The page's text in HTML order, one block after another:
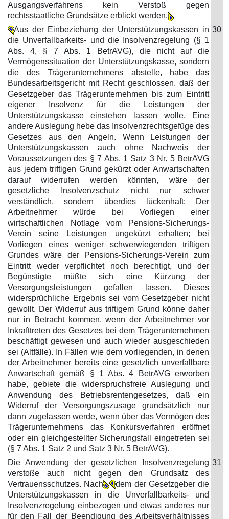
Ausgangsverfahrens kein Verstoß gegen
rechtsstaatliche Grundsätze erblickt werden.
Aus der Einbeziehung der Unterstützungskassen in
die Unverfallbarkeits- und die Insolvenzregelung (§ 1
Abs. 4, § 7 Abs. 1 BetrAVG), die nicht auf die
Vermögenssituation der Unterstützungskasse, sondern
die des Trägerunternehmens abstelle, habe das
Bundesarbeitsgericht mit Recht geschlossen, daß der
Gesetzgeber das Trägerunternehmen bis zum Eintritt
eigener Insolvenz für die Leistungen der
Unterstützungskasse einstehen lassen wolle. Eine
andere Auslegung hebe das Insolvenzrechtsgefüge des
Gesetzes aus den Angeln. Wenn Leistungen der
Unterstützungskassen auch ohne Nachweis der
Voraussetzungen des § 7 Abs. 1 Satz 3 Nr. 5 BetrAVG
aus jedem triftigen Grund gekürzt oder Anwartschaften
darauf widerrufen werden könnten, wäre der
gesetzliche Insolvenzschutz nicht nur schwer
verständlich, sondern überdies lückenhaft: Der
Arbeitnehmer würde bei Vorliegen einer
wirtschaftlichen Notlage vom Pensions-Sicherungs-
Verein seine Leistungen ungekürzt erhalten; bei
Vorliegen eines weniger schwerwiegenden triftigen
Grundes wäre der Pensions-Sicherungs-Verein zum
Eintritt weder verpflichtet noch berechtigt, und der
Begünstigte müßte sich eine Kürzung der
Versorgungsleistungen gefallen lassen. Dieses
widersprüchliche Ergebnis sei vom Gesetzgeber nicht
gewollt. Der Widerruf aus triftigem Grund könne daher
nur in Betracht kommen, wenn der Arbeitnehmer vor
Inkrafttreten des Gesetzes bei dem Trägerunternehmen
beschäftigt gewesen und auch wieder ausgeschieden
sei (Altfälle). In Fällen wie dem vorliegenden, in denen
der Arbeitnehmer bereits eine gesetzlich unverfallbare
Anwartschaft gemäß § 1 Abs. 4 BetrAVG erworben
habe, gebiete die widerspruchsfreie Auslegung und
Anwendung des Betriebsrentengesetzes, daß ein
Widerruf der Versorgungszusage grundsätzlich nur
dann zugelassen werde, wenn über das Vermögen des
Trägerunternehmens das Konkursverfahren eröffnet
oder ein gleichgestellter Sicherungsfall eingetreten sei
(§ 7 Abs. 1 Satz 2 und Satz 3 Nr. 5 BetrAVG).
30
Die Anwendung der gesetzlichen Insolvenzregelung
verstoße auch nicht gegen den Grundsatz des
Vertrauensschutzes. Nach
dem der Gesetzgeber die
Unterstützungskassen in die Unverfallbarkeits- und
Insolvenzregelung einbezogen und etwas anderes nur
für den Fall der Beendigung des Arbeitsverhältnisses
31